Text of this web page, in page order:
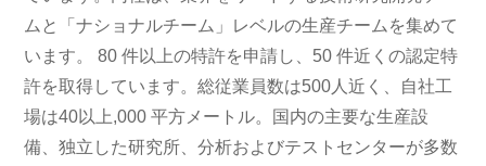
ムと「ナショナルチーム」レベルの生産チームを集めて
います。 80 件以上の特許を申請し、50 件近くの認定特
許を取得しています。総従業員数は500人近く、自社工
場は40以上,000 平方メートル。国内の主要な生産設
備、独立した研究所、分析およびテストセンターが多数